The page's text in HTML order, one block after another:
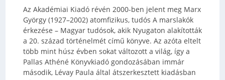
Az Akadémiai Kiadó révén 2000-ben jelent meg Marx
György (1927–2002) atomfizikus, tudós A marslakók
érkezése – Magyar tudósok, akik Nyugaton alakították
a 20. század történelmét című könyve. Az azóta eltelt
több mint húsz évben sokat változott a világ, így a
Pallas Athéné Könyvkiadó gondozásában immár
második, Lévay Paula által átszerkesztett kiadásban